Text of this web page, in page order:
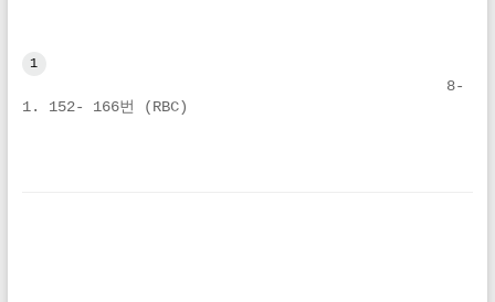
1
8-
1. 152- 166번 (RBC)